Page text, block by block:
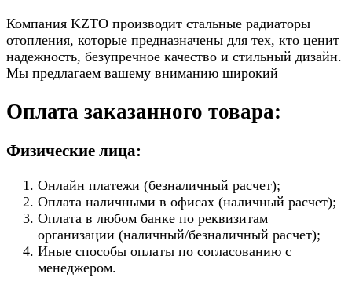
Компания KZTO производит стальные радиаторы
отопления, которые предназначены для тех, кто ценит
надежность, безупречное качество и стильный дизайн.
Мы предлагаем вашему вниманию широкий
Оплата заказанного товара:
Физические лица:
Онлайн платежи (безналичный расчет);
Оплата наличными в офисах (наличный расчет);
Оплата в любом банке по реквизитам
организации (наличный/безналичный расчет);
Иные способы оплаты по согласованию с
менеджером.